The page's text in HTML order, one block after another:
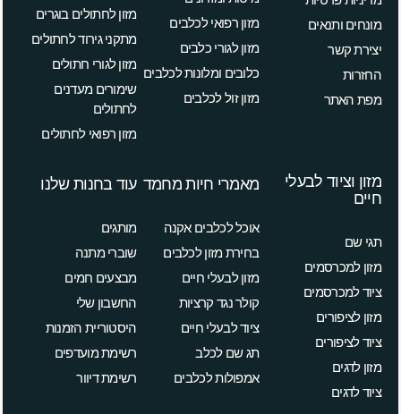
מונחים ותנאים
יצירת קשר
החזרות
מפת האתר
מזון רפואי לכלבים
מזון לגורי כלבים
כלובים ומלונות לכלבים
מזון זול לכלבים
מזון לחתולים בוגרים
מתקני גירוד לחתולים
מזון לגורי חתולים
שימורים מעדנים
לחתולים
מזון רפואי לחתולים
מזון וציוד לבעלי
חיים
תגי שם
מזון למכרסמים
ציוד למכרסמים
מזון לציפורים
ציוד לציפורים
מזון לדגים
ציוד לדגים
מאמרי חיות מחמד
אוכל לכלבים אקנה
בחירת מזון לכלבים
מזון לבעלי חיים
קולר נגד קרציות
ציוד לבעלי חיים
תג שם לכלב
אמפולות לכלבים
עוד בחנות שלנו
מותגים
שוברי מתנה
מבצעים חמים
החשבון שלי
היסטוריית הזמנות
רשימת מועדפים
רשימת דיוור